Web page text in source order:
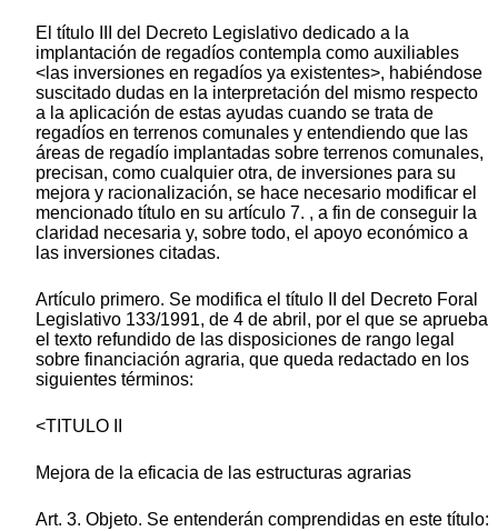
El título III del Decreto Legislativo dedicado a la
implantación de regadíos contempla como auxiliables
<las inversiones en regadíos ya existentes>, habiéndose
suscitado dudas en la interpretación del mismo respecto
a la aplicación de estas ayudas cuando se trata de
regadíos en terrenos comunales y entendiendo que las
áreas de regadío implantadas sobre terrenos comunales,
precisan, como cualquier otra, de inversiones para su
mejora y racionalización, se hace necesario modificar el
mencionado título en su artículo 7. , a fin de conseguir la
claridad necesaria y, sobre todo, el apoyo económico a
las inversiones citadas.
Artículo primero. Se modifica el título II del Decreto Foral
Legislativo 133/1991, de 4 de abril, por el que se aprueba
el texto refundido de las disposiciones de rango legal
sobre financiación agraria, que queda redactado en los
siguientes términos:
<TITULO II
Mejora de la eficacia de las estructuras agrarias
Art. 3. Objeto. Se entenderán comprendidas en este título: